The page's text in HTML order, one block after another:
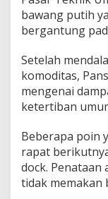
bawang putih
bergantung
​Setelah
komoditas,
mengenai
ketertiban
Beberapa poin
rapat
dock.
tidak memakan